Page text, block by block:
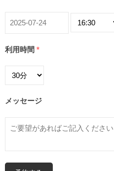
利用時間 *
メッセージ